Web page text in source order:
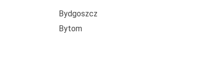
Bydgoszcz
Bytom